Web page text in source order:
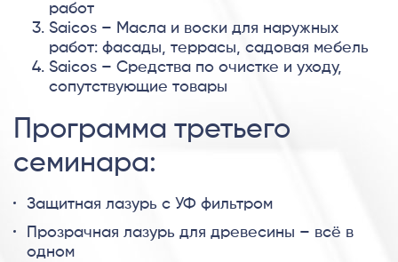
работ
Saicos – Масла и воски для наружных
работ: фасады, террасы, садовая мебель
Saicos – Средства по очистке и уходу,
сопутствующие товары
Программа третьего
семинара:
Защитная лазурь с УФ фильтром
Прозрачная лазурь для древесины – всё в
одном